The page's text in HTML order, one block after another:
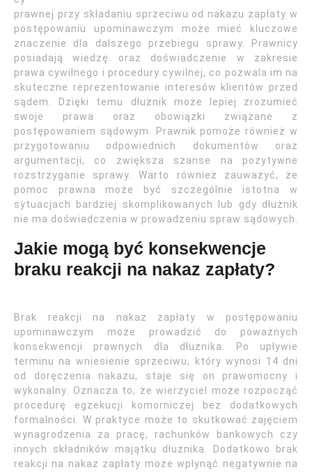
prawnej przy składaniu sprzeciwu od nakazu zapłaty w
postępowaniu upominawczym może mieć kluczowe
znaczenie dla dalszego przebiegu sprawy. Prawnicy
posiadają wiedzę oraz doświadczenie w zakresie
prawa cywilnego i procedury cywilnej, co pozwala im na
skuteczne reprezentowanie interesów klientów przed
sądem. Dzięki temu dłużnik może lepiej zrozumieć
swoje prawa oraz obowiązki związane z
postępowaniem sądowym. Prawnik pomoże również w
przygotowaniu odpowiednich dokumentów oraz
argumentacji, co zwiększa szanse na pozytywne
rozstrzyganie sprawy. Warto również zauważyć, że
pomoc prawna może być szczególnie istotna w
sytuacjach bardziej skomplikowanych lub gdy dłużnik
nie ma doświadczenia w prowadzeniu spraw sądowych.
Jakie mogą być konsekwencje
braku reakcji na nakaz zapłaty?
Brak reakcji na nakaz zapłaty w postępowaniu
upominawczym może prowadzić do poważnych
konsekwencji prawnych dla dłużnika. Po upływie
terminu na wniesienie sprzeciwu, który wynosi 14 dni
od doręczenia nakazu, staje się on prawomocny i
wykonalny. Oznacza to, że wierzyciel może rozpocząć
procedurę egzekucji komorniczej bez dodatkowych
formalności. W praktyce może to skutkować zajęciem
wynagrodzenia za pracę, rachunków bankowych czy
innych składników majątku dłużnika. Dodatkowo brak
reakcji na nakaz zapłaty może wpłynąć negatywnie na